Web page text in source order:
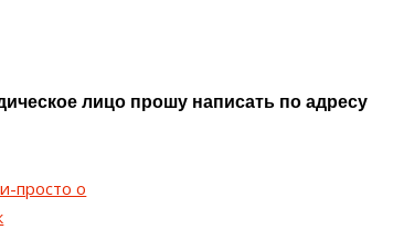
лицо прошу написать по адресу